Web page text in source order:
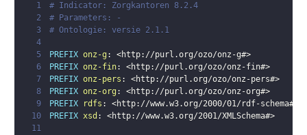
1
# Indicator: Zorgkantoren 8.2.4
2
# Parameters: -
3
# Ontologie: versie 2.1.1
4
5
PREFIX onz-g : <http://purl.org/ozo/onz-g#>
6
PREFIX onz-fin: <http://purl.org/ozo/onz-fin#>
7
PREFIX onz-pers : <http://purl.org/ozo/onz-pers#>
8
PREFIX onz-org : <http://purl.org/ozo/onz-org#>
9
PREFIX rdfs : <http://www.w3.org/2000/01/rdf-schema#
10
PREFIX xsd : <http://www.w3.org/2001/XMLSchema#>
11